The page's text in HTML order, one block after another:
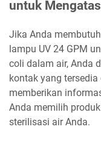
untuk
Jika Anda
lampu UV 24 GPM
coli dalam air, Anda
kontak yang
memberikan
Anda memilih
sterilisasi air Anda.